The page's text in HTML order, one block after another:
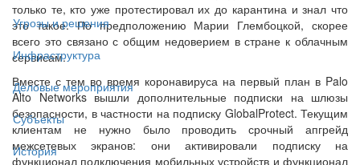
Угрозы и решения
Инфраструктура
Деловые мероприятия
Субъекты
История
только те, кто уже протестировал их до карантина и знал что
это такое. По предположению Марии Глембоцкой, скорее
всего это связано с общим недоверием в стране к облачным
сервисам.
Вместе с тем во время коронавируса на первый план в Palo
Alto Networks вышли дополнительные подписки на шлюзы
безопасности, в частности на подписку GlobalProtect. Текущим
клиентам не нужно было проводить срочный апгрейд
межсетевых экранов: они активировали подписку на
функционал подключения мобильных устройств и функционал